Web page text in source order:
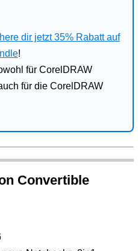
dir jetzt 35% Rabatt auf
!
für CorelDRAW
für die CorelDRAW
Convertible